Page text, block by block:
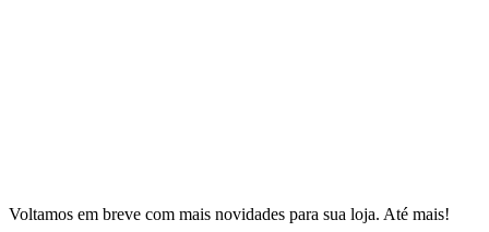
Voltamos em breve com mais novidades para sua loja. Até mais!